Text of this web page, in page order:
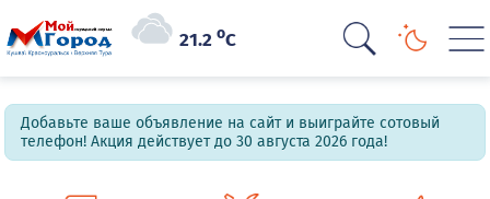
21.2oC
Добавьте ваше объявление на сайт и выиграйте сотовый
телефон! Акция действует до 30 августа 2026 года!